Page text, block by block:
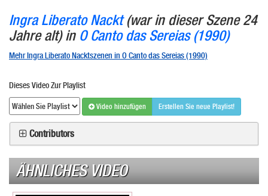
Ingra Liberato Nackt(war in dieser Szene 24
Jahre alt) in O Canto das Sereias (1990)
Mehr Ingra Liberato Nacktszenen in O Canto das Sereias (1990)
Dieses Video Zur Playlist
Video hinzufügen Erstellen Sie neue Playlist!
Contributors
ÄHNLICHES VIDEO